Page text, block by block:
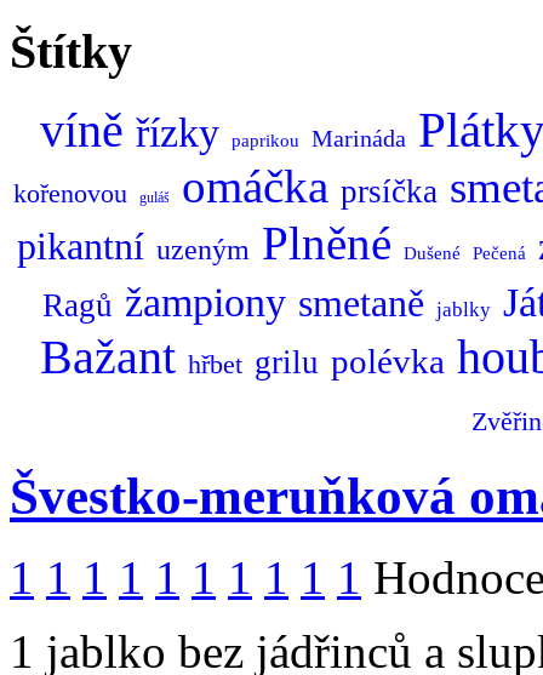
Štítky
víně řízky paprikou Marináda
kořenovou guláš omáčka prsíčka
pikantní uzeným Plněné Dušené Pečená
Ragů žampiony smetaně jablky
Bažant hřbet grilu polévka
Švestko-meruňková
1 1 1 1 1 1 1 1 1 1
1 jablko bez jádřinců a